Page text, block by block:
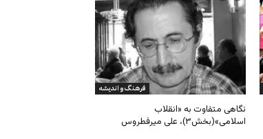
فرهنگ و اندیشه
نگاهی متفاوت به «انقلاب
اسلامی»(بخش۳)، علی میرفطروس